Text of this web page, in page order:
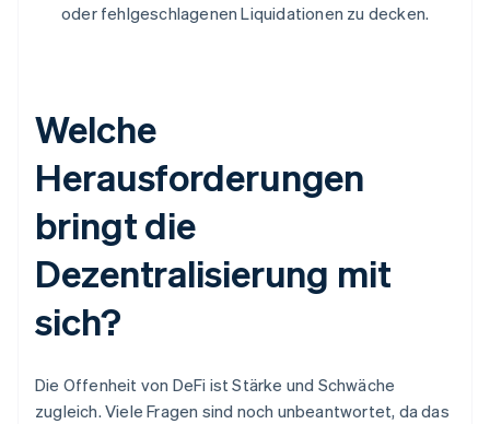
oder fehlgeschlagenen Liquidationen zu decken.
Welche
Herausforderungen
bringt die
Dezentralisierung mit
sich?
Die Offenheit von DeFi ist Stärke und Schwäche
zugleich. Viele Fragen sind noch unbeantwortet, da das